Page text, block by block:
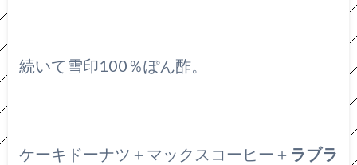
続いて雪印100％ぽん酢。
ケーキドーナツ＋マックスコーヒー＋ ラブラ